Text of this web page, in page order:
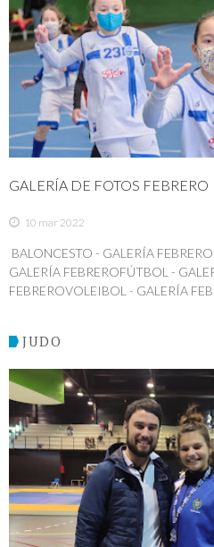
GALERÍA DE FOTOS FEBRERO
10 mar 2022
BALONCESTO - GALERÍA
GALERÍA FEBREROFÚTBOL -
FEBREROVOLEIBOL - GALERÍA
JUDO